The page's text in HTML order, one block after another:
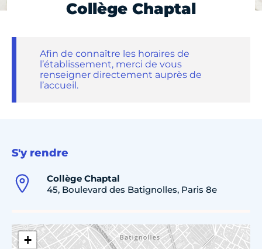
Collège Chaptal
Afin de connaître les horaires de
l’établissement, merci de vous
renseigner directement auprès de
l’accueil.
S'y rendre
Collège Chaptal
45, Boulevard des Batignolles, Paris 8e
+